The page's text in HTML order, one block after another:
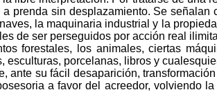
prenda sin desplazamiento. Se señalan
la maquinaria industrial y la
de ser perseguidos por acción real
forestales, los animales, ciertas
porcelanas, libros y
su fácil desaparición,
a favor del acreedor, volviendo